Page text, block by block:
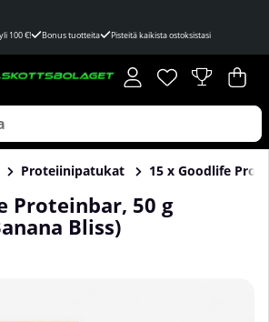
100 €! Bonus tuotteita Pisteitä kaikista ostoksistasi
Toivelista
Lukumäärä
. .
Proteiinipatukat 15 x Goodlife
Proteinbar, 50 g
Bliss)
Proteinbar, 50 g (Chocolate